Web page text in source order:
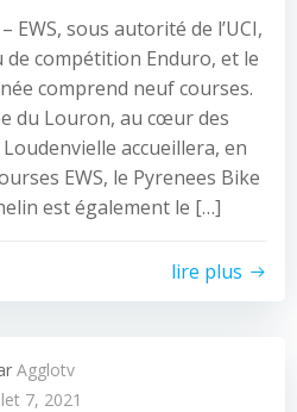
EWS, sous autorité de l’UCI,
compétition Enduro, et le
comprend neuf courses.
du Louron, au cœur des
accueillera, en
EWS, le Pyrenees Bike
est également le […]
lire plus
Agglotv
7, 2021